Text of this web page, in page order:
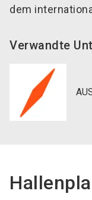
dem
Verwandte